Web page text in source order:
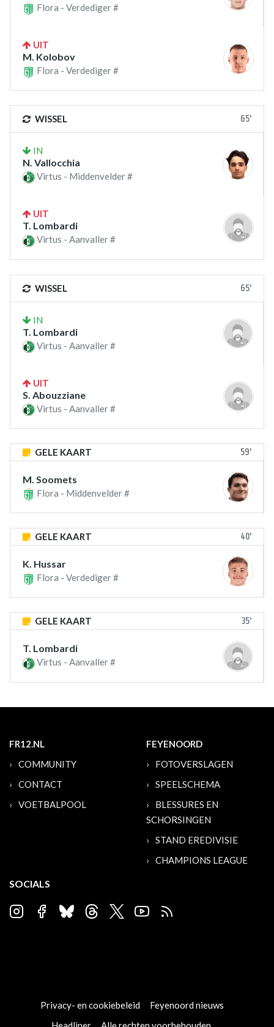
Flora - Verdediger #
UIT
M. Kolobov
Flora - Verdediger #
WISSEL 65'
IN
N. Vallocchia
Virtus - Middenvelder #
UIT
T. Lombardi
Virtus - Aanvaller #
WISSEL 65'
IN
T. Lombardi
Virtus - Aanvaller #
UIT
S. Abouzziane
Virtus - Aanvaller #
GELE KAART 59'
M. Soomets
Flora - Middenvelder #
GELE KAART 40'
K. Hussar
Flora - Verdediger #
GELE KAART 35'
T. Lombardi
Virtus - Aanvaller #
FR12.NL
COMMUNITY
CONTACT
VOETBALPOOL
FEYENOORD
FOTOVERSLAGEN
SPEELSCHEMA
BLESSURES EN
SCHORSINGEN
STAND EREDIVISIE
CHAMPIONS LEAGUE
SOCIALS
Privacy- en cookiebeleid
Feyenoord nieuws